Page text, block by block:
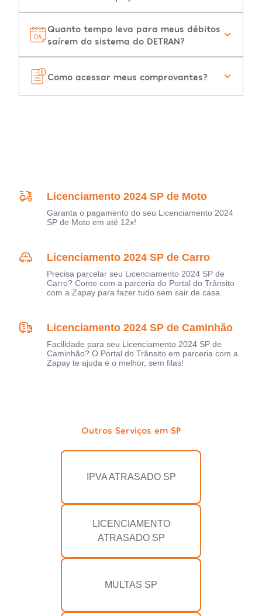
Quanto tempo leva para meus débitos
saírem do sistema do DETRAN?
Como acessar meus comprovantes?
Licenciamento 2024 SP de Moto
Garanta o pagamento do seu Licenciamento 2024
SP de Moto em até 12x!
Licenciamento 2024 SP de Carro
Precisa parcelar seu Licenciamento 2024 SP de
Carro? Conte com a parceria do Portal do Trânsito
com a Zapay para fazer tudo sem sair de casa.
Licenciamento 2024 SP de Caminhão
Facilidade para seu Licenciamento 2024 SP de
Caminhão? O Portal do Trânsito em parceria com a
Zapay te ajuda e o melhor, sem filas!
Outros Serviços em SP
IPVA ATRASADO SP
LICENCIAMENTO
ATRASADO SP
MULTAS SP